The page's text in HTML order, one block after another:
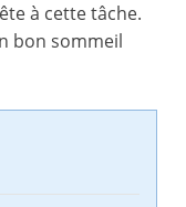
à cette tâche.
bon sommeil